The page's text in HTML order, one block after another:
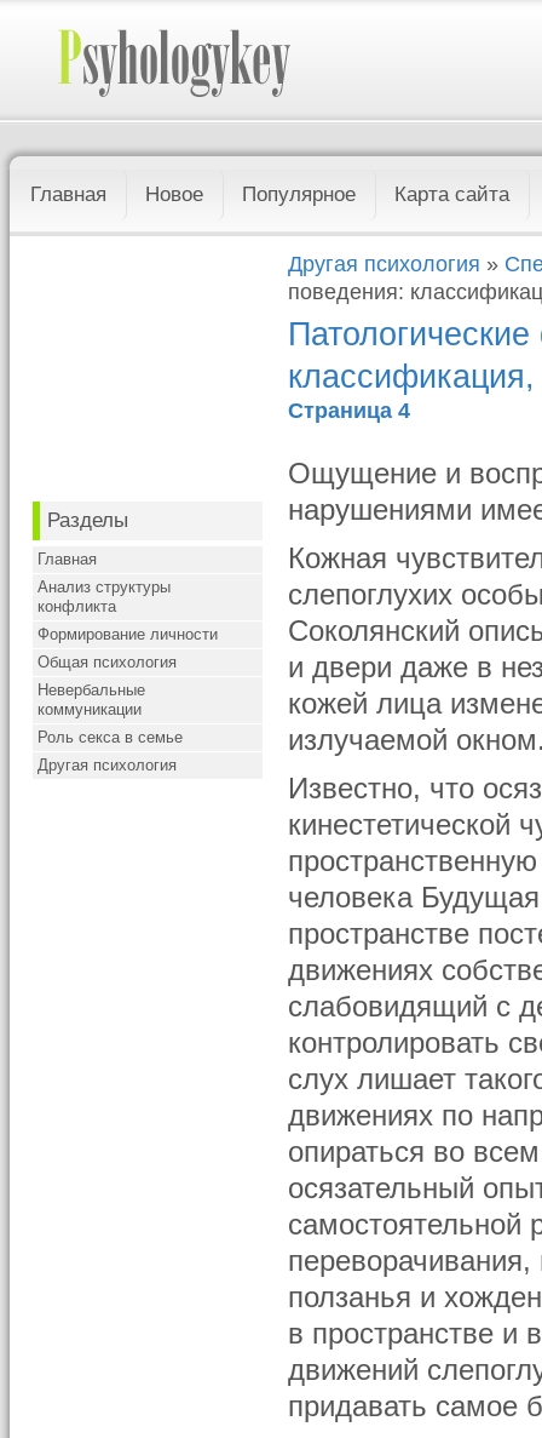
Главная Новое Популярное Карта сайта
Разделы
Главная
Анализ структуры
конфликта
Формирование личности
Общая психология
Невербальные
коммуникации
Роль секса в семье
Другая психология
Другая психология »
поведения:
Страница 4
Ощущение и
нарушениями
Кожная
слепоглухих
Соколянский
и двери даже в
кожей лица
излучаемой
Известно, что
кинестетической
человека
пространстве
движениях
слабовидящий с
контролировать
слух лишает
движениях по
опираться во
осязательный
самостоятельной
переворачивания,
ползанья и
в пространстве и
движений
придавать самое